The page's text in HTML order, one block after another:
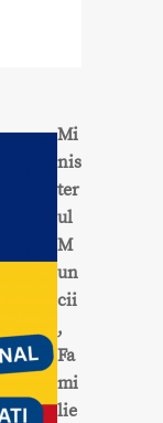
Mi
nis
ter
ul
M
un
cii
,
Fa
mi
lie